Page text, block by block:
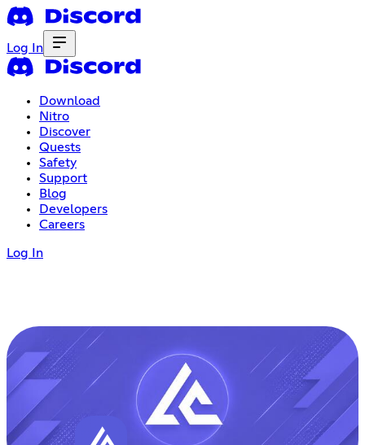
Log In
Download
Nitro
Discover
Quests
Safety
Support
Blog
Developers
Careers
Log In